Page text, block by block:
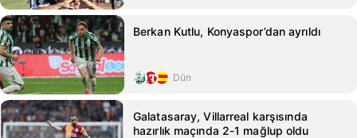
Berkan Kutlu, Konyaspor’dan ayrıldı
Dün
Galatasaray, Villarreal karşısında
hazırlık maçında 2-1 mağlup oldu